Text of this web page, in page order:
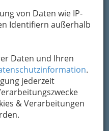
von Daten wie IP-
Identifiern außerhalb
Daten und Ihren
.
jederzeit
& Verarbeitungen